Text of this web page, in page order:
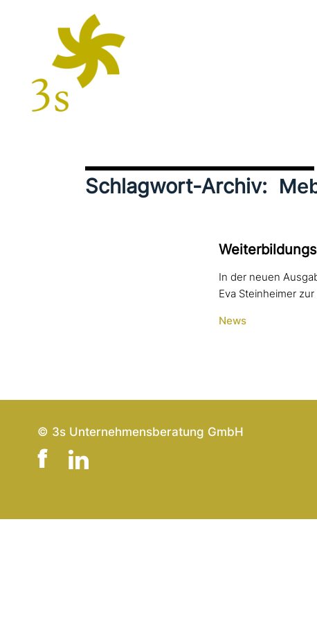
Schlagwort-Archiv:
In der neuen
Eva Steinheimer
News
© 3s Unternehmensberatung GmbH